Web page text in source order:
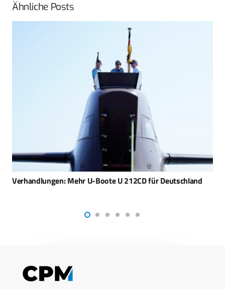
Ähnliche Posts
Korvette SAAR 6 fängt Drohne ab – Was können Israels U-